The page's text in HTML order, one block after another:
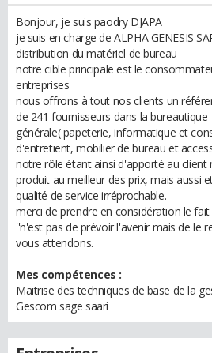
Bonjour, je suis paodry DJAPA
je suis en charge de ALPHA GENESIS
distribution du matériel de bureau
notre cible principale est le
entreprises
nous offrons à tout nos clients un
de 241 fournisseurs dans la bureautique
générale( papeterie, informatique et
d'entretient, mobilier de bureau et
notre rôle étant ainsi d'apporté au client
produit au meilleur des prix, mais aussi
qualité de service irréprochable.
merci de prendre en considération le
''n'est pas de prévoir l'avenir mais de le
vous attendons.
Mes compétences :
Maitrise des techniques de base de la
Gescom sage saari